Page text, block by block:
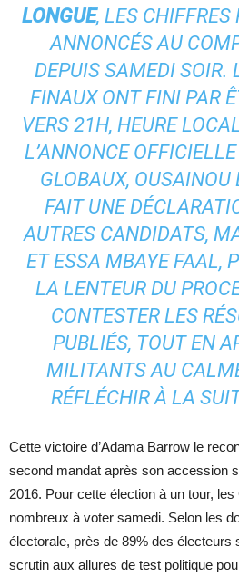
LONGUE, LES
ANNONCÉS AU
DEPUIS SAMEDI SOIR.
FINAUX ONT FINI PAR
VERS 21H, HEURE
L’ANNONCE
GLOBAUX, OUSAINOU
FAIT UNE
AUTRES CANDIDATS,
ET ESSA MBAYE FAAL,
LA LENTEUR DU
CONTESTER LES
PUBLIÉS, TOUT EN
MILITANTS AU
RÉFLÉCHIR À LA
Cette victoire d’Adama Barrow le
second mandat après son accession
2016. Pour cette élection à un tour,
nombreux à voter samedi. Selon les
électorale, près de 89% des électeurs
scrutin aux allures de test politique